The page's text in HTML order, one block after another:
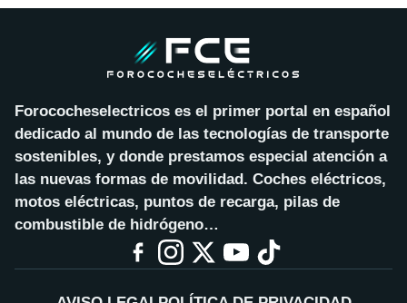
Forococheselectricos es el primer portal en español
dedicado al mundo de las tecnologías de transporte
sostenibles, y donde prestamos especial atención a
las nuevas formas de movilidad. Coches eléctricos,
motos eléctricas, puntos de recarga, pilas de
combustible de hidrógeno…